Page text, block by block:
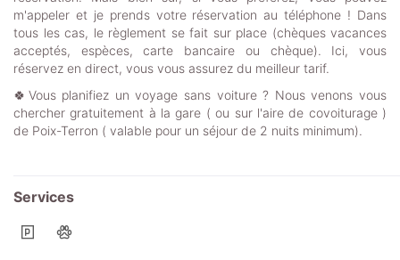
m'appeler et je prends votre réservation au téléphone ! Dans
tous les cas, le règlement se fait sur place (chèques vacances
acceptés, espèces, carte bancaire ou chèque). Ici, vous
réservez en direct, vous vous assurez du meilleur tarif.
🍀Vous planifiez un voyage sans voiture ? Nous venons vous
chercher gratuitement à la gare ( ou sur l'aire de covoiturage )
de Poix-Terron ( valable pour un séjour de 2 nuits minimum).
Services